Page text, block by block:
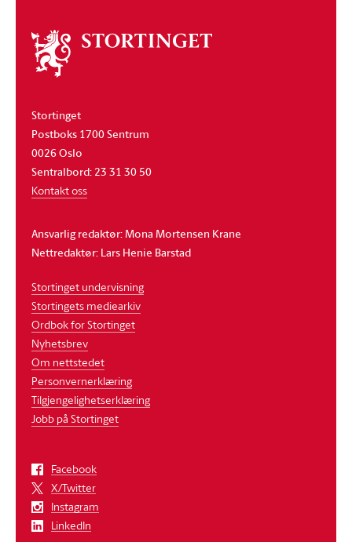
Om
stortinget
Stortinget
Postboks 1700 Sentrum
0026 Oslo
Sentralbord: 23 31 30 50
Kontakt oss
Ansvarlig redaktør: Mona Mortensen Krane
Nettredaktør: Lars Henie Barstad
Stortinget undervisning
Stortingets mediearkiv
Ordbok for Stortinget
Nyhetsbrev
Om nettstedet
Personvernerklæring
Tilgjengelighetserklæring
Jobb på Stortinget
Facebook
X/Twitter
Instagram
LinkedIn